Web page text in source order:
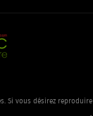
Si vous désirez